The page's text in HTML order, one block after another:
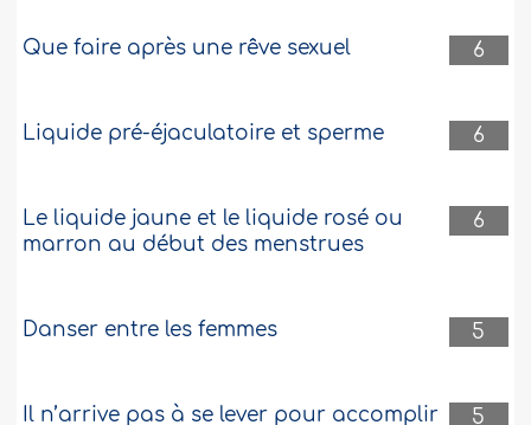
6
Que faire après une rêve sexuel
6
Liquide pré-éjaculatoire et sperme
6
Le liquide jaune et le liquide rosé ou
marron au début des menstrues
5
Danser entre les femmes
5
Il n’arrive pas à se lever pour accomplir